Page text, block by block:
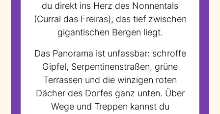
du direkt ins Herz des Nonnentals
(Curral das Freiras), das tief zwischen
gigantischen Bergen liegt.
Das Panorama ist unfassbar: schroffe
Gipfel, Serpentinenstraßen, grüne
Terrassen und die winzigen roten
Dächer des Dorfes ganz unten. Über
Wege und Treppen kannst du